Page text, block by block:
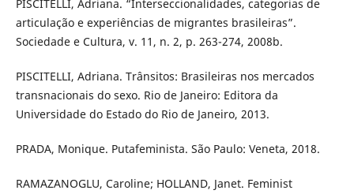
PISCITELLI, Adriana. “Interseccionalidades, categorias de
articulação e experiências de migrantes brasileiras”.
Sociedade e Cultura, v. 11, n. 2, p. 263-274, 2008b.
PISCITELLI, Adriana. Trânsitos: Brasileiras nos mercados
transnacionais do sexo. Rio de Janeiro: Editora da
Universidade do Estado do Rio de Janeiro, 2013.
PRADA, Monique. Putafeminista. São Paulo: Veneta, 2018.
RAMAZANOGLU, Caroline; HOLLAND, Janet. Feminist